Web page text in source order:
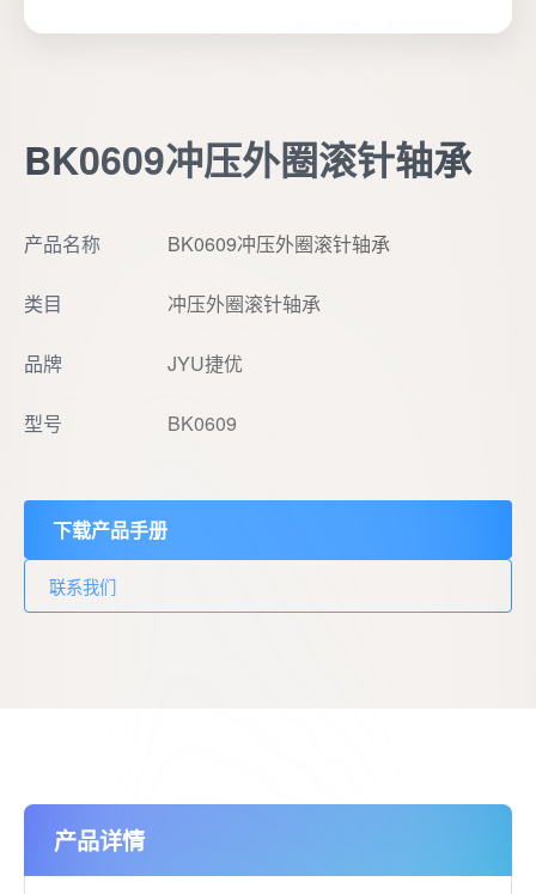
BK0609冲压外圈滚针轴承
产品名称 BK0609冲压外圈滚针轴承
类目 冲压外圈滚针轴承
品牌 JYU捷优
型号 BK0609
下载产品手册
联系我们
产品详情